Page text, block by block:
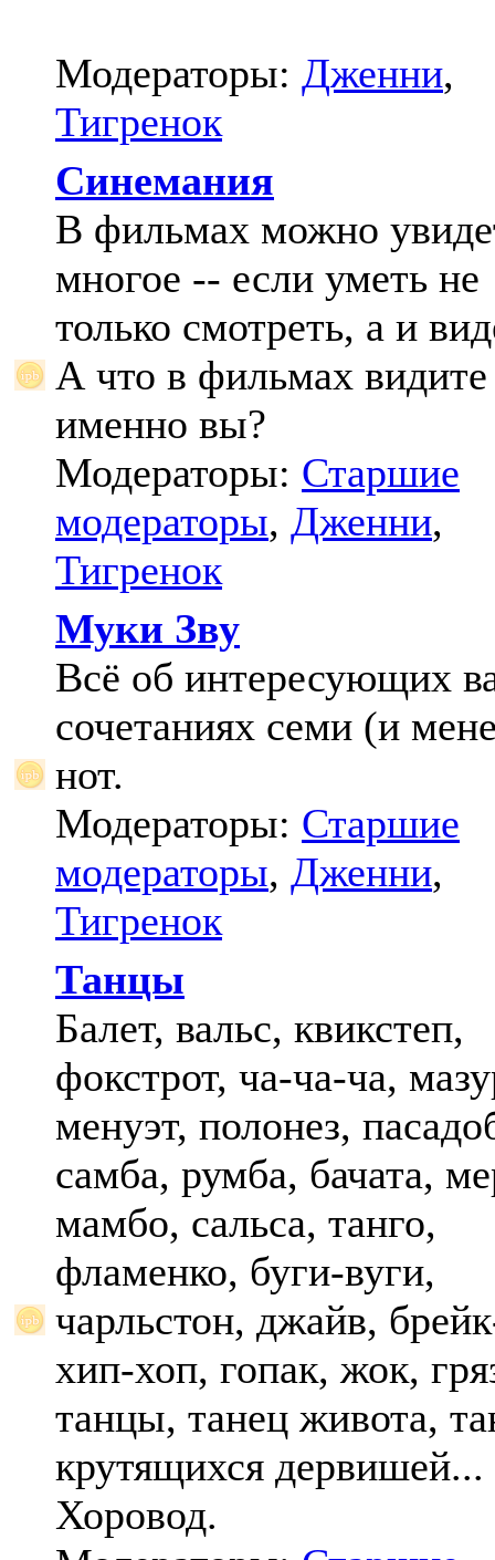
Модераторы: Дженни,
Тигренок
Синемания
В фильмах можно
многое -- если уметь не
только смотреть, а и
А что в фильмах видите
именно вы?
Модераторы: Старшие
модераторы, Дженни,
Тигренок
Муки Зву
Всё об интересующих
сочетаниях семи (и
нот.
Модераторы: Старшие
модераторы, Дженни,
Тигренок
Танцы
Балет, вальс, квикстеп,
фокстрот, ча-ча-ча,
менуэт, полонез,
самба, румба, бачата,
мамбо, сальса, танго,
фламенко, буги-вуги,
чарльстон, джайв,
хип-хоп, гопак, жок,
танцы, танец живота,
крутящихся дервишей...
Хоровод.